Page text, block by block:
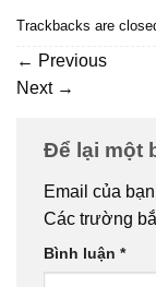
Trackbacks are
← Previous
Next →
Để lại một
Email của
Các trường
Bình luận *